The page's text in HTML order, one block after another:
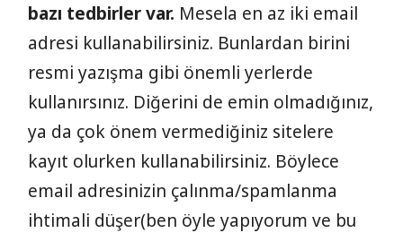
bazı tedbirler var. Mesela en az iki email
adresi kullanabilirsiniz. Bunlardan birini
resmi yazışma gibi önemli yerlerde
kullanırsınız. Diğerini de emin olmadığınız,
ya da çok önem vermediğiniz sitelere
kayıt olurken kullanabilirsiniz. Böylece
email adresinizin çalınma/spamlanma
ihtimali düşer(ben öyle yapıyorum ve bu